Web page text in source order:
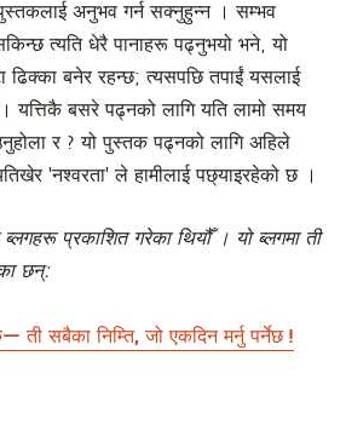
अनुभव गर्न सक्नुहुन्न । सम्भव
त्यति धेरै पानाहरू पढ्नुभयो भने, यो
ढिक्का बनेर रहन्छ; त्यसपछि तपाईं यसलाई
यत्तिकै बसरे पढ्नको लागि यति लामो समय
र ? यो पुस्तक पढ्नको लागि अहिले
'नश्वरता' ले हामीलाई पछ्याइरहेको छ ।
ब्लगहरू प्रकाशित गरेका थियौँ । यो ब्लगमा ती
छन्:
ती सबैका निम्ति, जो एकदिन मर्नु पर्नेछ !